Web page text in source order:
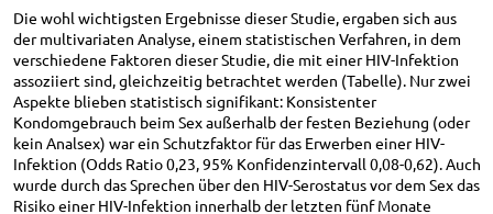
Die wohl wichtigsten Ergebnisse dieser Studie, ergaben sich aus
der multivariaten Analyse, einem statistischen Verfahren, in dem
verschiedene Faktoren dieser Studie, die mit einer HIV-Infektion
assoziiert sind, gleichzeitig betrachtet werden (Tabelle). Nur zwei
Aspekte blieben statistisch signifikant: Konsistenter
Kondomgebrauch beim Sex außerhalb der festen Beziehung (oder
kein Analsex) war ein Schutzfaktor für das Erwerben einer HIV-
Infektion (Odds Ratio 0,23, 95% Konfidenzintervall 0,08-0,62). Auch
wurde durch das Sprechen über den HIV-Serostatus vor dem Sex das
Risiko einer HIV-Infektion innerhalb der letzten fünf Monate